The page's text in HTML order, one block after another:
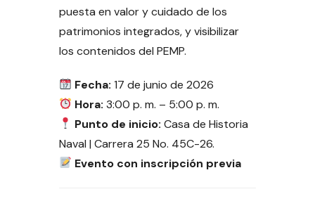
puesta en valor y cuidado de los
patrimonios integrados, y visibilizar
los contenidos del PEMP.
Fecha: 17 de junio de 2026
Hora: 3:00 p. m. – 5:00 p. m.
Punto de inicio:Casa de Historia
Naval | Carrera 25 No. 45C-26.
Evento con inscripción previa